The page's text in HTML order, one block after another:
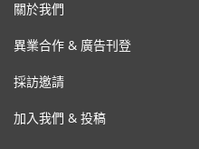
關於我們
異業合作 & 廣告刊登
採訪邀請
加入我們 & 投稿